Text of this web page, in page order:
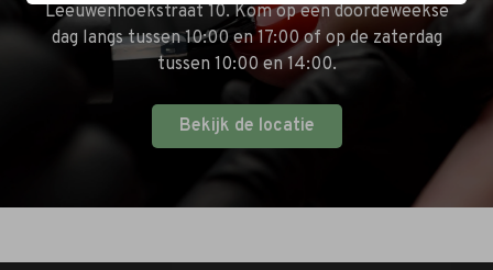
Leeuwenhoekstraat 10. Kom op een doordeweekse
dag langs tussen 10:00 en 17:00 of op de zaterdag
tussen 10:00 en 14:00.
Bekijk de locatie